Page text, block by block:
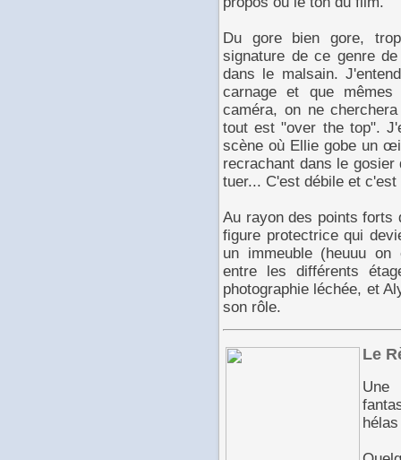
Du gore bien gore,
signature de ce genre
dans le malsain.
carnage et que
caméra, on ne
tout est "over the top".
scène où Ellie gobe un
recrachant dans le
tuer... C'est débile et
Au rayon des points forts
figure protectrice qui
un immeuble (heuuu on
entre les différents
photographie léchée, et
son rôle.
Le
Une